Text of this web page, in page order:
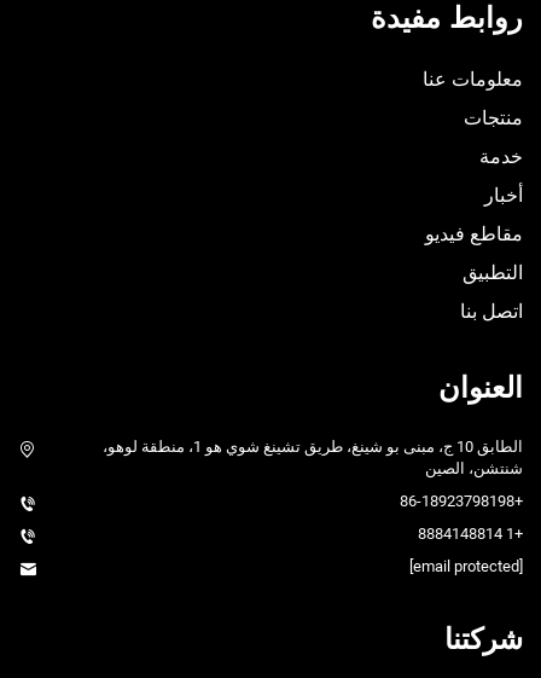
روابط مفيدة
معلومات عنا
منتجات
خدمة
أخبار
مقاطع فيديو
التطبيق
اتصل بنا
العنوان
الطابق 10 ج، مبنى بو شينغ، طريق تشينغ شوي هو 1، منطقة لوهو،
شنتشن، الصين
+86-18923798198
+1 8884148814
شركتنا